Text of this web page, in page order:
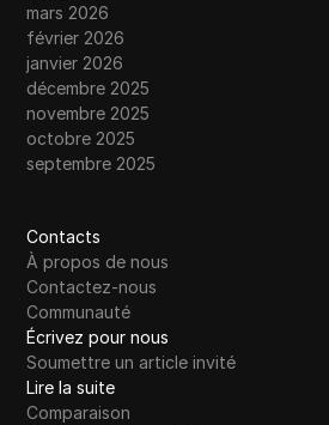
mars 2026
février 2026
janvier 2026
décembre 2025
novembre 2025
octobre 2025
septembre 2025
Contacts
À propos de nous
Contactez-nous
Communauté
Écrivez pour nous
Soumettre un article invité
Lire la suite
Comparaison